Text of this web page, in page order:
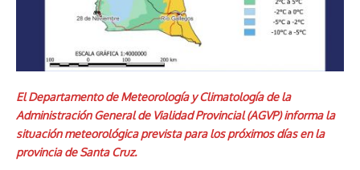
El Departamento de Meteorología y Climatología de la
Administración General de Vialidad Provincial (AGVP) informa la
situación meteorológica prevista para los próximos días en la
provincia de Santa Cruz.